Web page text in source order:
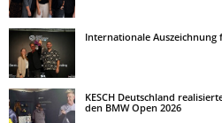
Internationale
KESCH Deutschland
den BMW Open 2026